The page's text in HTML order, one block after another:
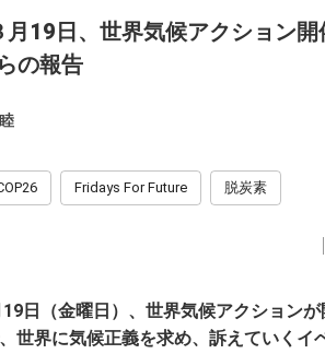
月19日、世界気候アクション
の報告
Fridays For Future 脱炭素
日（金曜日）、世界気候アクション
世界に気候正義を求め、訴えていくイ